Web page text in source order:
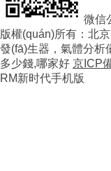
微信
版權(quán)所有：北
發(fā)生器，氣體分析
多少錢,哪家好 京ICP
RM新时代手机版